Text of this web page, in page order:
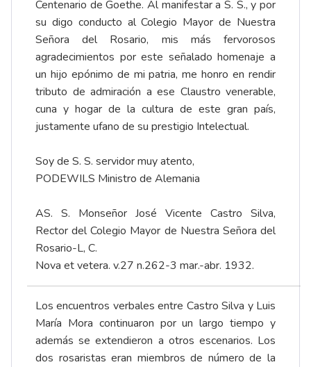
Centenario de Goethe. Al manifestar a S. S., y por
su digo conducto al Colegio Mayor de Nuestra
Señora del Rosario, mis más fervorosos
agradecimientos por este señalado homenaje a
un hijo epónimo de mi patria, me honro en rendir
tributo de admiración a ese Claustro venerable,
cuna y hogar de la cultura de este gran país,
justamente ufano de su prestigio Intelectual.
Soy de S. S. servidor muy atento,
PODEWILS Ministro de Alemania
AS. S. Monseñor José Vicente Castro Silva,
Rector del Colegio Mayor de Nuestra Señora del
Rosario-L, C.
Nova et vetera. v.27 n.262-3 mar.-abr. 1932.
Los encuentros verbales entre Castro Silva y Luis
María Mora continuaron por un largo tiempo y
además se extendieron a otros escenarios. Los
dos rosaristas eran miembros de número de la